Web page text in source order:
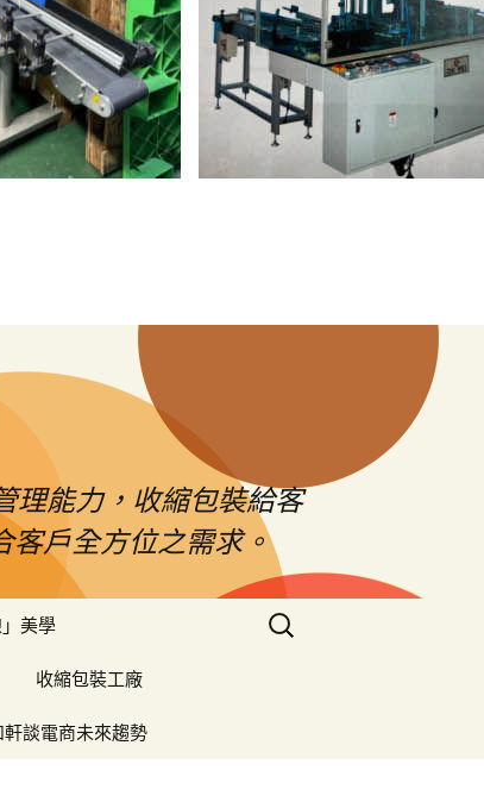
理能力，收縮包裝給客
客戶全方位之需求。
美學
收縮包裝工廠
軒談電商未來趨勢
搜
尋